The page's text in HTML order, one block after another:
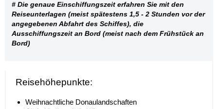
# Die genaue Einschiffungszeit erfahren Sie mit den
Reiseunterlagen (meist spätestens 1,5 - 2 Stunden vor der
angegebenen Abfahrt des Schiffes), die
Ausschiffungszeit an Bord (meist nach dem Frühstück an
Bord)
Reisehöhepunkte:
Weihnachtliche Donaulandschaften